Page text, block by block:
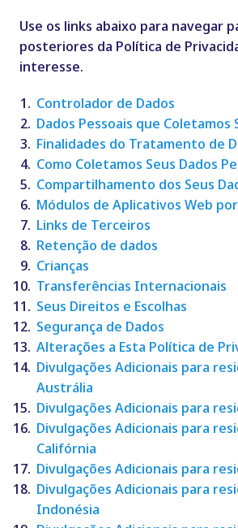
Use os links abaixo para navegar
posteriores da Política de
interesse.
Controlador de Dados
Dados Pessoais que Coletamos
Finalidades do Tratamento de
Como Coletamos Seus Dados
Compartilhamento dos Seus
Módulos de Aplicativos Web
Links de Terceiros
Retenção de dados
Crianças
Transferências Internacionais
Seus Direitos e Escolhas
Segurança de Dados
Alterações a Esta Política de
Divulgações Adicionais para
Austrália
Divulgações Adicionais para
Divulgações Adicionais para
Califórnia
Divulgações Adicionais para
Divulgações Adicionais para
Indonésia